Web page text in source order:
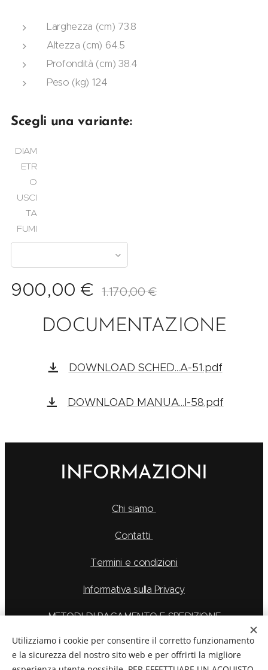
Larghezza (cm) 73.8
Altezza (cm) 64.5
Profondità (cm) 38.4
Peso (kg) 124
Scegli una variante:
DIAM
ETR
O
USCI
TA
FUMI
900,00 € 1.170,00€
DOCUMENTAZIONE
DOWNLOAD SCHED...A-51.pdf
DOWNLOAD MANUA...I-58.pdf
INFORMAZIONI
Chi siamo
Contatti
Termini e condizioni
Informativa sulla Privacy
METODI DI PAGAMENTO E SPEDIZIONE
Utilizziamo i cookie per consentire il corretto funzionamento
e la sicurezza del nostro sito web e per offrirti la migliore